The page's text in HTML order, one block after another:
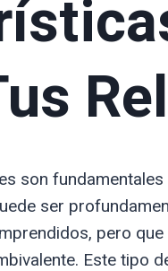
son
ser
pero
Este tipo